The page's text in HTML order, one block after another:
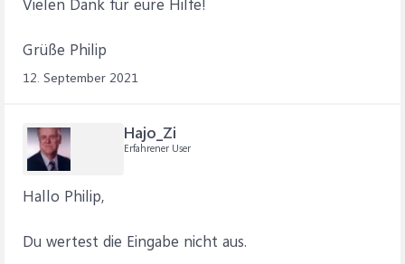
Grüße Philip
12. September 2021
Hajo_Zi
Erfahrener User
Hallo Philip,
Du wertest die Eingabe nicht aus.